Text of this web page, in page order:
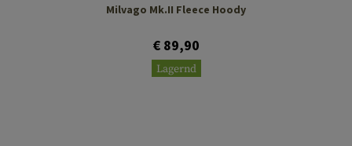
Milvago Mk.II Fleece Hoody
€ 89,90
Lagernd